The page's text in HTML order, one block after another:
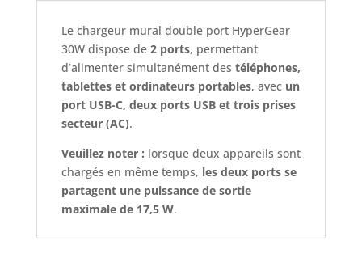
Le chargeur mural double port HyperGear
30W dispose de 2 ports, permettant
d’alimenter simultanément des téléphones,
tablettes et ordinateurs portables, avec un
port USB-C, deux ports USB et trois prises
secteur (AC).
Veuillez noter : lorsque deux appareils sont
chargés en même temps, les deux ports se
partagent une puissance de sortie
maximale de 17,5 W.